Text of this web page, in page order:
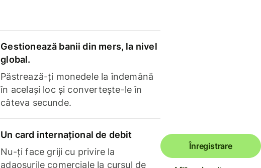
Gestionează banii din mers, la nivel
global.
Păstrează-ți monedele la îndemână
în același loc și convertește-le în
câteva secunde.
Un card internațional de debit
Nu-ți face griji cu privire la
adaosurile comerciale la cursul de
Înregistrare